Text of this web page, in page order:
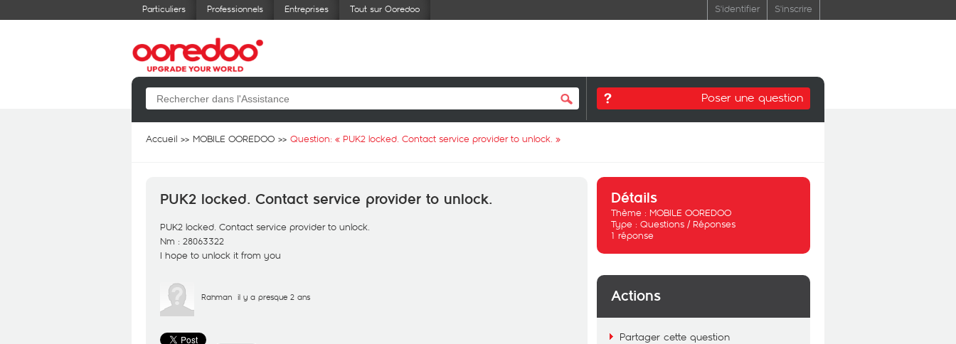
Particuliers Professionnels Entreprises Tout sur Ooredoo S'identifier S'inscrire
Poser une question
Accueil MOBILE OOREDOO Question: « PUK2 locked. Contact service provider to unlock. »
PUK2 locked. Contact service provider to unlock.
PUK2 locked. Contact service provider to unlock.
Nm : 28063322
I hope to unlock it from you
Rahman il y a presque 2 ans
Détails
Thème : MOBILE OOREDOO
Type : Questions / Réponses
1 réponse
Actions
Partager cette question